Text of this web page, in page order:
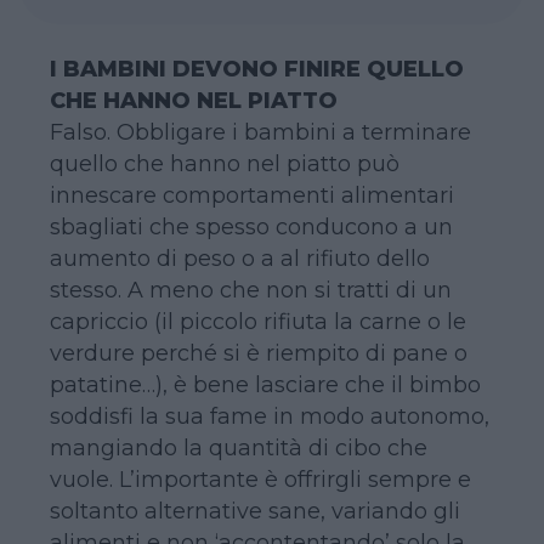
I BAMBINI DEVONO FINIRE QUELLO
CHE HANNO NEL PIATTO
Falso. Obbligare i bambini a terminare
quello che hanno nel piatto può
innescare comportamenti alimentari
sbagliati che spesso conducono a un
aumento di peso o a al rifiuto dello
stesso. A meno che non si tratti di un
capriccio (il piccolo rifiuta la carne o le
verdure perché si è riempito di pane o
patatine…), è bene lasciare che il bimbo
soddisfi la sua fame in modo autonomo,
mangiando la quantità di cibo che
vuole. L’importante è offrirgli sempre e
soltanto alternative sane, variando gli